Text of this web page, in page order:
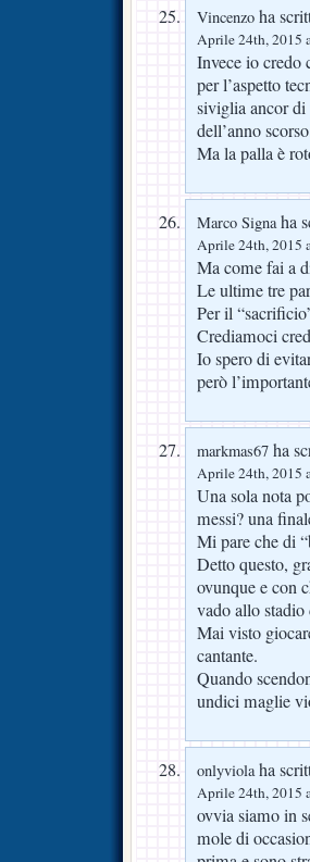
Vincenzo ha
Aprile 24th, 2015
Invece io credo
per l’aspetto
siviglia ancor di
dell’anno
Ma la palla è
Marco Signaha
Aprile 24th, 2015
Ma come fai a
Le ultime tre
Per il
Crediamoci
Io spero di
però
markmas67 ha
Aprile 24th, 2015
Una sola nota
messi? una
Mi pare che di
Detto questo,
ovunque e con
vado allo stadio
Mai visto
cantante.
Quando
undici maglie
onlyviolaha
Aprile 24th, 2015
ovvia siamo in
mole di